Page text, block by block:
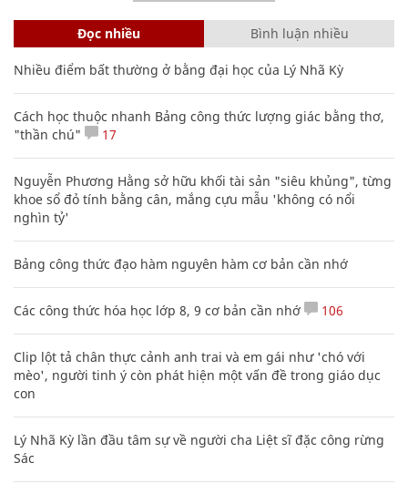
Đọc nhiều Bình luận nhiều
Nhiều điểm bất thường ở bằng đại học của Lý Nhã Kỳ
Cách học thuộc nhanh Bảng công thức lượng giác bằng thơ,
"thần chú"
17
Nguyễn Phương Hằng sở hữu khối tài sản "siêu khủng", từng
khoe sổ đỏ tính bằng cân, mắng cựu mẫu 'không có nổi
nghìn tỷ'
Bảng công thức đạo hàm nguyên hàm cơ bản cần nhớ
Các công thức hóa học lớp 8, 9 cơ bản cần nhớ 106
Clip lột tả chân thực cảnh anh trai và em gái như 'chó với
mèo', người tinh ý còn phát hiện một vấn đề trong giáo dục
con
Lý Nhã Kỳ lần đầu tâm sự về người cha Liệt sĩ đặc công rừng
Sác